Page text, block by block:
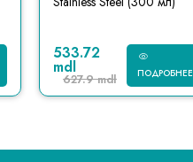
533.72
mdl
627.9 mdl ПОДРОБНЕЕ